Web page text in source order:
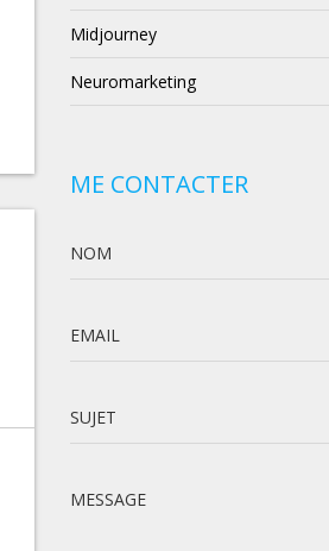
Midjourney
Neuromarketing
ME CONTACTER
NOM
EMAIL
SUJET
MESSAGE